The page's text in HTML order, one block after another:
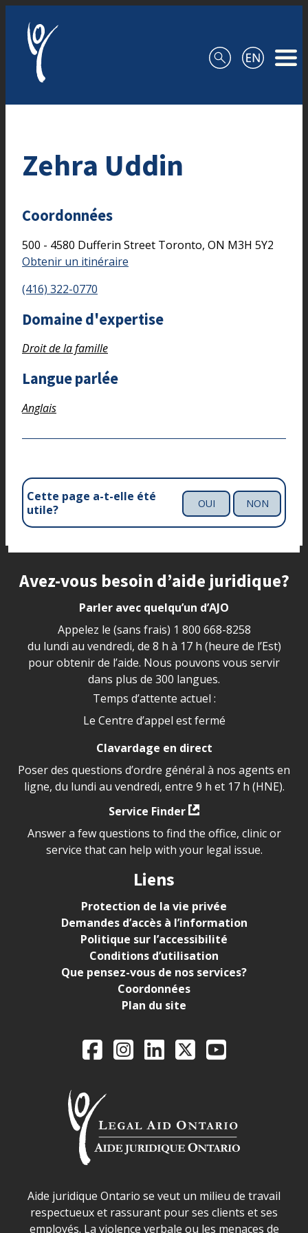
Zehra Uddin
Coordonnées
500 - 4580 Dufferin Street Toronto, ON M3H 5Y2
Obtenir un itinéraire
(416) 322-0770
Domaine d'expertise
Droit de la famille
Langue parlée
Anglais
Cette page a-t-elle été
utile?
OUI NON
Site footer
Avez-vous besoin d’aide juridique?
Parler avec quelqu’un d’AJO
Appelez le (sans frais) 1 800 668-8258
du lundi au vendredi, de 8 h à 17 h (heure de l’Est)
pour obtenir de l’aide. Nous pouvons vous servir
dans plus de 300 langues.
Temps d’attente actuel :
Le Centre d’appel est fermé
Clavardage en direct
Poser des questions d’ordre général à nos agents en
ligne, du lundi au vendredi, entre 9 h et 17 h (HNE).
Service Finder
Answer a few questions to find the office, clinic or
service that can help with your legal issue.
Liens
Protection de la vie privée
Demandes d’accès à l’information
Politique sur l’accessibilité
Conditions d’utilisation
Que pensez-vous de nos services?
Coordonnées
Plan du site
Legal Aid Ontario
FacebookInstagram
LinkedIn
X YouTube
Déclaration sur la sécurité dans les locaux d'AJO.
Aide juridique Ontario se veut un milieu de travail
respectueux et rassurant pour ses clients et ses
employés. La violence verbale ou les menaces de